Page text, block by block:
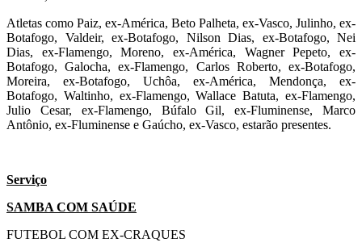
Atletas como Paiz, ex-América, Beto Palheta, ex-Vasco, Julinho, ex-
Botafogo, Valdeir, ex-Botafogo, Nilson Dias, ex-Botafogo, Nei
Dias, ex-Flamengo, Moreno, ex-América, Wagner Pepeto, ex-
Botafogo, Galocha, ex-Flamengo, Carlos Roberto, ex-Botafogo,
Moreira, ex-Botafogo, Uchôa, ex-América, Mendonça, ex-
Botafogo, Waltinho, ex-Flamengo, Wallace Batuta, ex-Flamengo,
Julio Cesar, ex-Flamengo, Búfalo Gil, ex-Fluminense, Marco
Antônio, ex-Fluminense e Gaúcho, ex-Vasco, estarão presentes.
Serviço
SAMBA COM SAÚDE
FUTEBOL COM EX-CRAQUES